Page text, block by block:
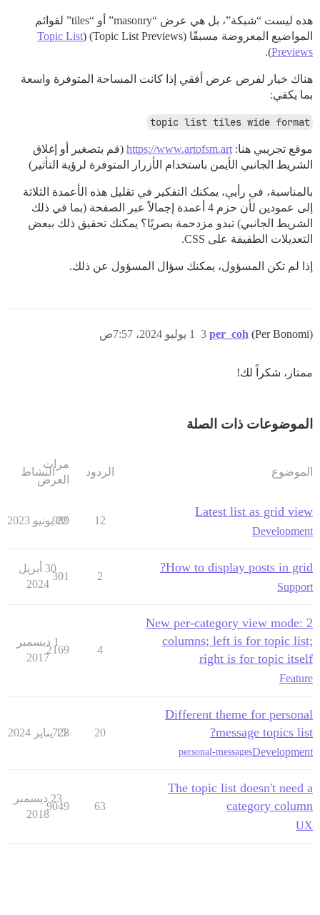
هذه ليست “شبكة”، بل هي عرض “masonry” أو “tiles” لقوائم
المواضيع المعروضة مسبقًا (Topic List Previews) (
Topic List
Previews
).
هناك خيار لفرض عرض أفقي إذا كانت المساحة المتوفرة واسعة
بما يكفي:
topic list tiles wide format
موقع تجريبي هنا: https://www.artofsm.art (قم بتصغير أو إغلاق
الشريط الجانبي الأيمن باستخدام الأزرار المتوفرة لرؤية التأثير)
بالمناسبة، في رأيي، يمكنك التفكير في تقليل هذه الأعمدة الثلاثة
إلى عمودين لأن حزم 4 أعمدة إجمالاً عبر الصفحة (بما في ذلك
الشريط الجانبي) تبدو مزدحمة بصريًا؟ يمكنك تحقيق ذلك ببعض
التعديلات الطفيفة على CSS.
إذا لم تكن المسؤول، يمكنك سؤال المسؤول عن ذلك.
per_coh (Per Bonomi) 1 يوليو 2024، 7:57ص 3
ممتاز، شكراً لك!
الموضوعات ذات الصلة
الموضوع الردود
مرات
العرض
النشاط
Latest list as grid view
Development
12
989
22 يونيو 2023
How to display posts in grid?
Support
2
301
30 أبريل
2024
New per-category view mode: 2
columns; left is for topic list;
right is for topic itself
Feature
4
2169
1 ديسمبر
2017
Different theme for personal
message topics list?
Development
personal-messages
20
728
15 يناير 2024
The topic list doesn't need a
category column
UX
63
9049
23 ديسمبر
2018